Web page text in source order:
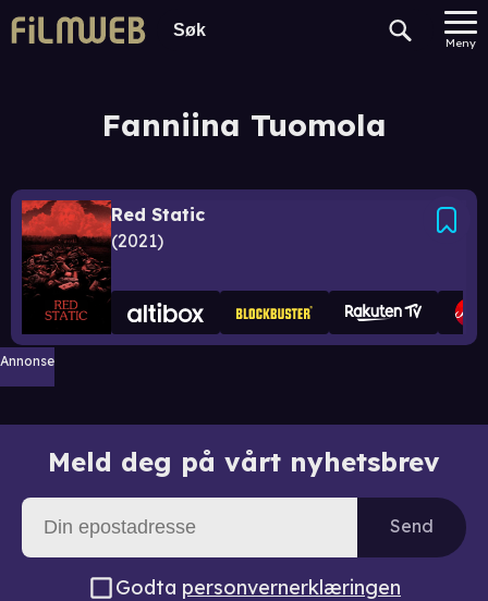
Meny
Fanniina Tuomola
Red Static
2021
Annonse
Meld deg på vårt nyhetsbrev
Send
Godta personvernerklæringen